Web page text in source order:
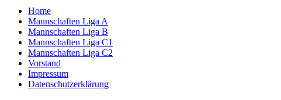
Home
Mannschaften Liga A
Mannschaften Liga B
Mannschaften Liga C1
Mannschaften Liga C2
Vorstand
Impressum
Datenschutzerklärung